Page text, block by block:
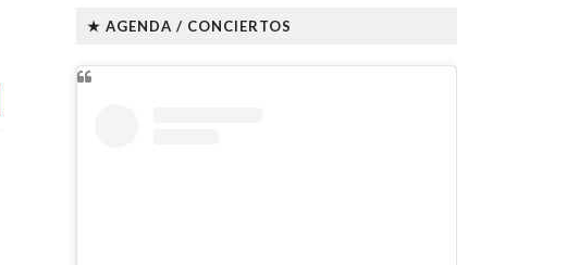
★ AGENDA / CONCIERTOS